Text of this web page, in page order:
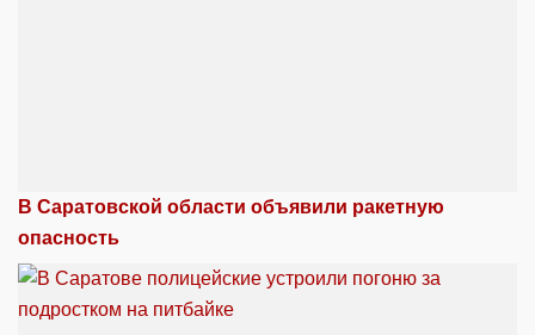
В Саратовской области объявили ракетную
опасность